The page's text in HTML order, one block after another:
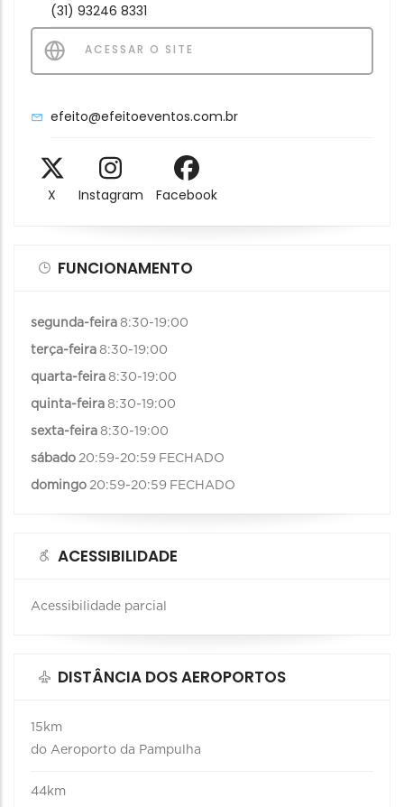
(31) 93246 8331
ACESSAR O SITE
efeito@efeitoeventos.com.br
X Instagram Facebook
FUNCIONAMENTO
segunda-feira 8:30-19:00
terça-feira 8:30-19:00
quarta-feira 8:30-19:00
quinta-feira 8:30-19:00
sexta-feira 8:30-19:00
sábado 20:59-20:59 FECHADO
domingo 20:59-20:59 FECHADO
ACESSIBILIDADE
Acessibilidade parcial
DISTÂNCIA DOS AEROPORTOS
15km
do Aeroporto da Pampulha
44km